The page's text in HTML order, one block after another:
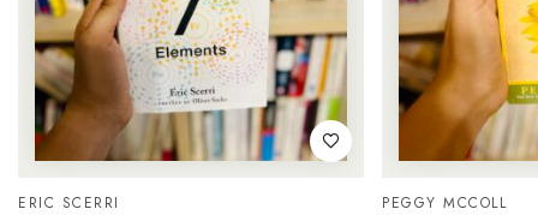
ERIC SCERRI PEGGY MCCOLL